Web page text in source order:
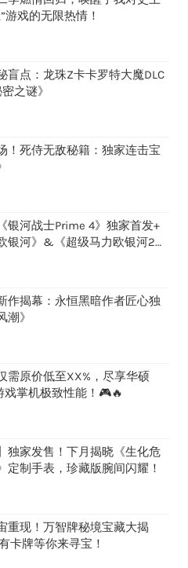
游戏的无限热情！
盲点：龙珠Z卡卡罗特大魔DLC
之谜》
！死侍无敌秘籍：独家连击宝
银河战士Prime 4》独家首发+
银河》&《超级马力欧银河2》
小梦魇3》领衔多款热门大作，
作揭幕：永恒黑暗作者匠心独
潮》
需原价低至XX%，尽享华硕
戏掌机极致性能！🎮🔥
独家发售！下月揭晓《生化危
定制手表，珍藏版腕间闪耀！
重现！万智牌秘境宝藏大揭
卡牌等你来寻宝！